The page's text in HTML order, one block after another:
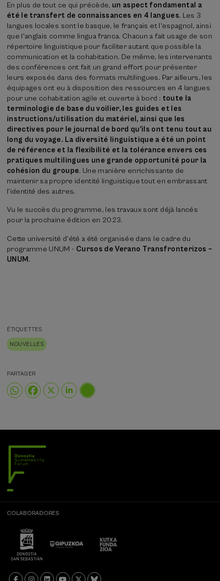
En plus de tout ce qui précède, un aspect fondamental a
été le transfert de connaissances en 4 langues. Les 3
langues locales sont le basque, le français et l'espagnol, ainsi
que l'anglais comme lingua franca. Chacun a fait usage de son
répertoire linguistique pour faciliter autant que possible la
communication et la cohabitation. De même, les intervenants
des conférences ont fait un grand effort pour présenter
leurs exposés dans des formats multilingues. Par ailleurs, les
équipages ont eu à disposition des ressources en 4 langues
pour une cohabitation agile et ouverte à bord : toute la
terminologie de base du voilier, les guides et les
instructions/utilisation du matériel, ainsi que les
directives pour le journal de bord qu'ils ont tenu tout au
long du voyage. La diversité linguistique a été un point
de référence et la flexibilité et la tolérance envers ces
pratiques multilingues une grande opportunité pour la
cohésion du groupe. Une manière enrichissante de
maintenir sa propre identité linguistique tout en embrassant
l'identité des autres.
Vu le succès du programme, les travaux sont déjà lancés
pour la prochaine édition en 2023.
Cette université d’été a été organisée dans le cadre du
programme UNUM - Cursos de Verano Transfronterizos –
UNUM .
ÉTIQUETTES
NOUVELLES
PARTAGER
COLABORADORES